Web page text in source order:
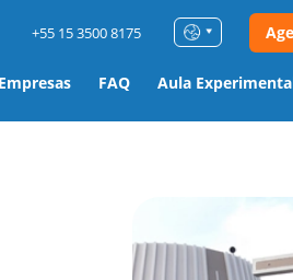
FAQ Aula
+55 15 3500 8175